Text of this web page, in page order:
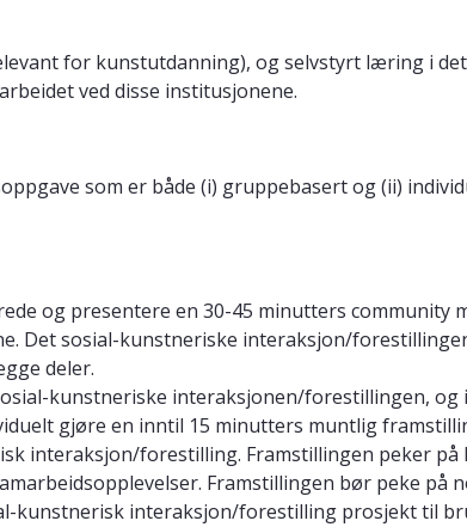
for kunstutdanning), og selvstyrt læring i
ved disse institusjonene.
som er både (i) gruppebasert og (ii)
og presentere en 30-45 minutters
Det sosial-kunstneriske interaksjon/
deler.
kunstneriske interaksjonen/forestillingen,
gjøre en inntil 15 minutters muntlig
interaksjon/forestilling. Framstillingen peker
Framstillingen bør peke
kunstnerisk interaksjon/forestilling prosjekt til